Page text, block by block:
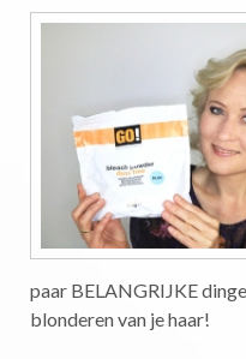
paar BELANGRIJKE
blonderen van je haar!